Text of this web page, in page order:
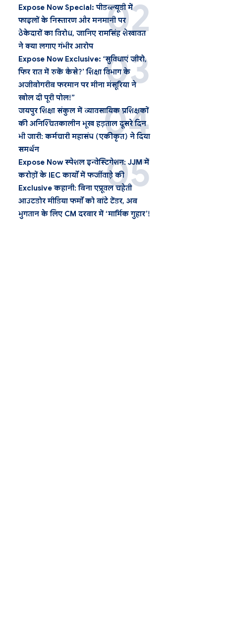
Expose Now Special: पीडब्ल्यूडी में
फाइलों के निस्तारण और मनमानी पर
ठेकेदारों का विरोध, जानिए रामसिंह शेखावत
ने क्या लगाए गंभीर आरोप
Expose Now Exclusive: ‘सुविधाएं जीरो,
फिर रात में रुकें कैसे?’ शिक्षा विभाग के
अजीबोगरीब फरमान पर मीना मंसूरिया ने
खोल दी पूरी पोल!”
जयपुर शिक्षा संकुल में व्यावसायिक प्रशिक्षकों
की अनिश्चितकालीन भूख हड़ताल दूसरे दिन
भी जारी: कर्मचारी महासंघ (एकीकृत) ने दिया
समर्थन
Expose Now स्पेशल इन्वेस्टिगेशन: JJM में
करोड़ों के IEC कार्यों में फर्जीवाड़े की
Exclusive कहानी: बिना एप्रूवल चहेती
आउटडोर मीडिया फर्मों को बांटे टेंडर, अब
भुगतान के लिए CM दरबार में ‘मार्मिक गुहार’!